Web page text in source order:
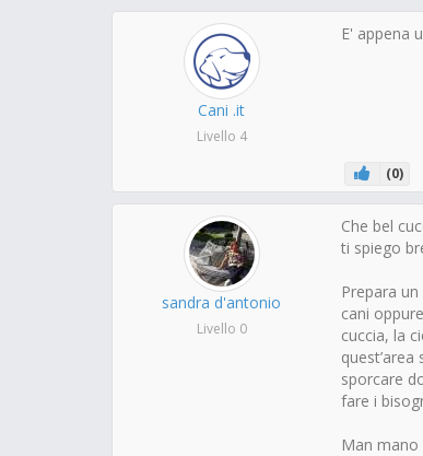
Cani .it
Livello 4
E' appena
(0)
sandra d'antonio
Livello 0
Che bel
ti spiego
Prepara
cani
cuccia, la
sporcare
fare i
Man